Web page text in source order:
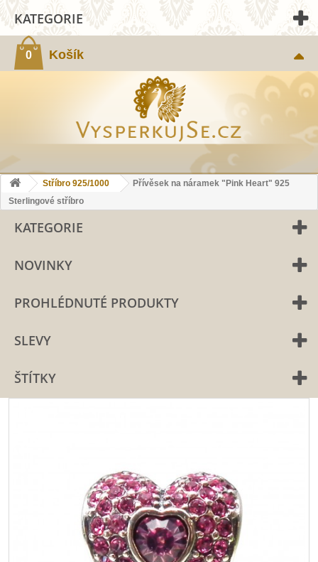
0 Košík
KATEGORIE
Stříbro 925/1000
Přívěsek na náramek "Pink Heart" 925
Sterlingové stříbro
KATEGORIE
NOVINKY
PROHLÉDNUTÉ PRODUKTY
SLEVY
ŠTÍTKY